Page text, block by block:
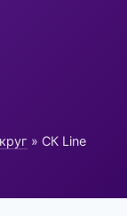
» СК Line